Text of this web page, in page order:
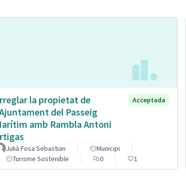
la propietat de
del Passeig
amb Rambla Antoni
Acceptada
Julià Fosa Sebastian
Municipi
Turisme Sostenible
0 1